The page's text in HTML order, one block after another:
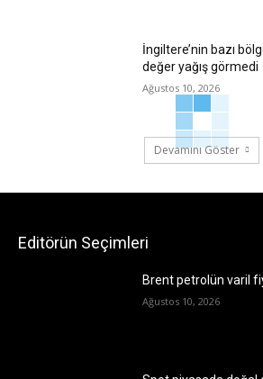
İngiltere’nin bazı
değer yağış görmedi
Ağustos 10, 2026
Devamını Göster
Editörün Seçimleri
Brent petrolün varil
Ağustos 10, 2026